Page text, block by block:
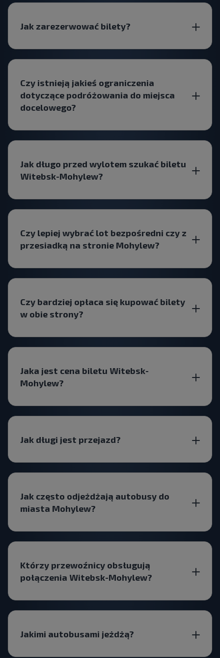
Jak zarezerwować bilety?
Czy istnieją jakieś ograniczenia
dotyczące podróżowania do miejsca
docelowego?
Jak długo przed wylotem szukać biletu
Witebsk-Mohylew?
Czy lepiej wybrać lot bezpośredni czy z
przesiadką na stronie Mohylew?
Czy bardziej opłaca się kupować bilety
w obie strony?
Jaka jest cena biletu Witebsk-
Mohylew?
Jak długi jest przejazd?
Jak często odjeżdżają autobusy do
miasta Mohylew?
Którzy przewoźnicy obsługują
połączenia Witebsk-Mohylew?
Jakimi autobusami jeżdżą?